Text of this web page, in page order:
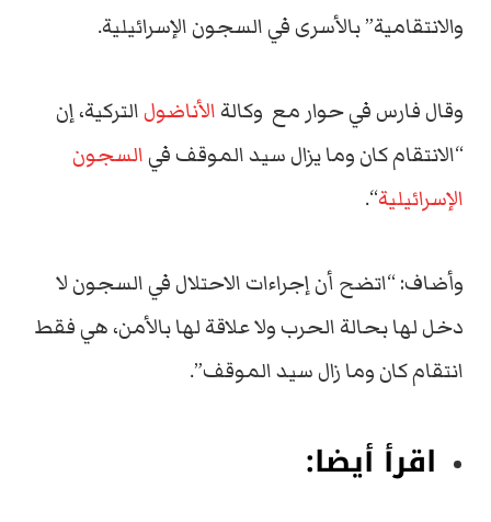
والانتقامية” بالأسرى في السجون الإسرائيلية.
وقال فارس في حوار مع وكالةالأناضولالتركية، إن
“الانتقام كان وما يزال سيد الموقف فيالسجون
الإسرائيلية“.
وأضاف: “اتضح أن إجراءات الاحتلال في السجون لا
دخل لها بحالة الحرب ولا علاقة لها بالأمن، هي فقط
انتقام كان وما زال سيد الموقف”.
اقرأ أيضا: